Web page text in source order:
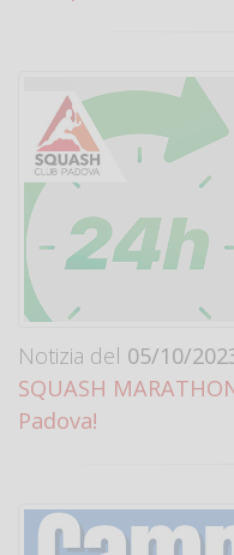
Notizia del 05/10/
SQUASH
Padova!